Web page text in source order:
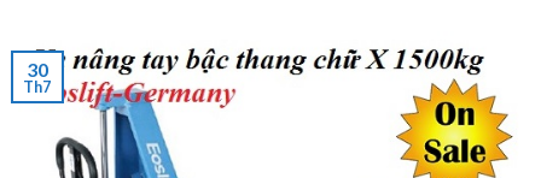
30
Th7